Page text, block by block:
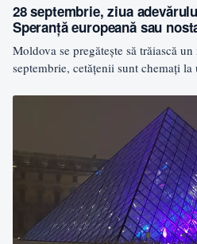
28 septembrie, ziua
Speranță europeană sau
Moldova se pregătește să trăiască
septembrie, cetățenii sunt chemați